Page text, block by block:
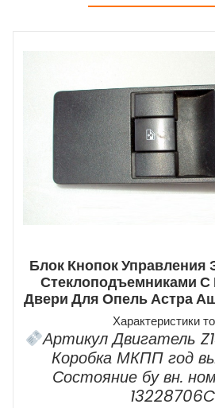
Блок Кнопок Управления
Стеклоподъемниками С
Двери Для Опель Астра
Характеристики
Артикул Двигатель
Коробка МКПП год
Состояние бу вн.